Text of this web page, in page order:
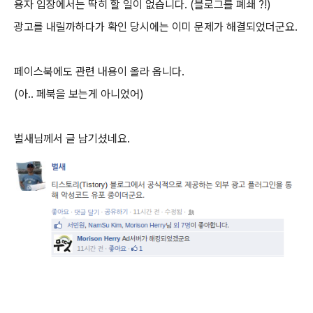
용자 입장에서는 딱히 할 일이 없습니다. (블로그를 폐쇄 ?!)
광고를 내릴까하다가 확인 당시에는 이미 문제가 해결되었더군요.
페이스북에도 관련 내용이 올라 옵니다.
(아.. 페북을 보는게 아니었어)
벌새님께서 글 남기셨네요.